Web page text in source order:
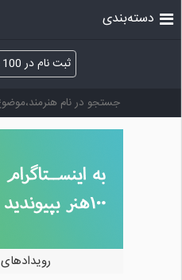
ثبت نام در 100 هنر
دسته‌بندی
رویدادهای 100 هنر